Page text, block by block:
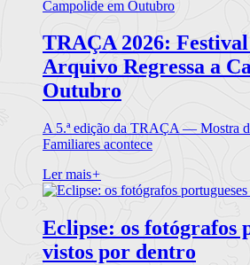
TRAÇA 2026:
Arquivo Regressa a
Outubro
A 5.ª edição da TRAÇA — Mostra
Familiares acontece
Ler mais+
Eclipse: os fotógrafos
vistos por dentro